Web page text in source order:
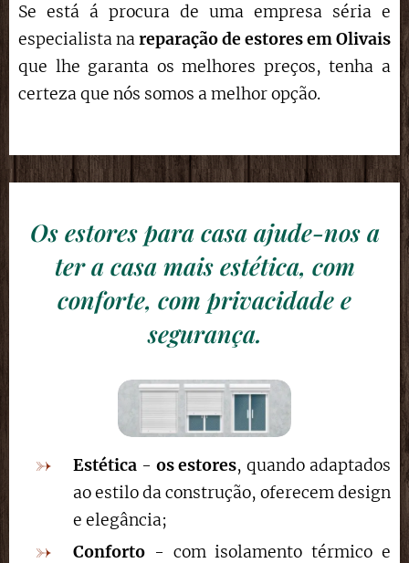
Se está á procura de uma empresa séria e
especialista nareparação de estoresemOlivais
que lhe garanta os melhores preços, tenha a
certeza que nós somos a melhor opção.
Os estores para casa ajude-nos a
ter a casa mais estética, com
conforte, com privacidade e
segurança.
Estética - os estores, quando adaptados
ao estilo da construção, oferecem design
e elegância;
Conforto - com isolamento térmico e